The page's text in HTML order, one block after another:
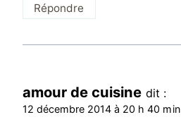
Répondre
amour de cuisine dit :
12 décembre 2014 à 20 h 40 min